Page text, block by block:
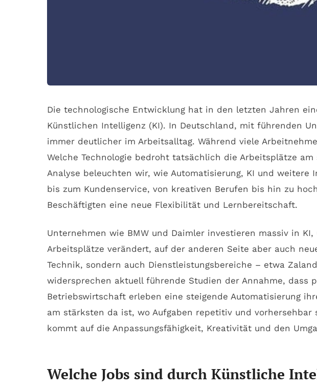
Die technologische Entwicklung hat in den letzten Jahren
Künstlichen Intelligenz (KI). In Deutschland, mit führenden
immer deutlicher im Arbeitsalltag. Während viele
Welche Technologie bedroht tatsächlich die Arbeitsplätze
Analyse beleuchten wir, wie Automatisierung, KI und weitere
bis zum Kundenservice, von kreativen Berufen bis hin zu
Beschäftigten eine neue Flexibilität und Lernbereitschaft.
Unternehmen wie BMW und Daimler investieren massiv in
Arbeitsplätze verändert, auf der anderen Seite aber auch
Technik, sondern auch Dienstleistungsbereiche – etwa
widersprechen aktuell führende Studien der Annahme, dass
Betriebswirtschaft erleben eine steigende Automatisierung
am stärksten da ist, wo Aufgaben repetitiv und
kommt auf die Anpassungsfähigkeit, Kreativität und den
Welche Jobs sind durch Künstliche